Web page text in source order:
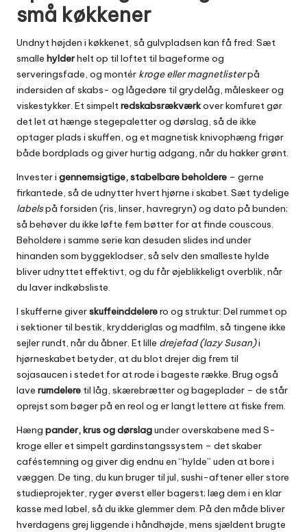
små køkkener
Undnyt højden i køkkenet, så gulvpladsen kan få fred: Sæt
smalle hylderhelt op til loftet til bageforme og
serveringsfade, og montér kroge eller magnetlisterpå
indersiden af skabs- og lågedøre til grydelåg, måleskeer og
viskestykker. Et simpeltredskabsrækværkover komfuret gør
det let at hænge stegepaletter og dørslag, så de ikke
optager plads i skuffen, og et magnetisk knivophæng frigør
både bordplads og giver hurtig adgang, når du hakker grønt.
Invester i gennemsigtige, stabelbare beholdere – gerne
firkantede, så de udnytter hvert hjørne i skabet. Sæt tydelige
labelspå forsiden (ris, linser, havregryn) og dato på bunden;
så behøver du ikke løfte fem bøtter for at finde couscous.
Beholdere i samme serie kan desuden slides ind under
hinanden som byggeklodser, så selv den smalleste hylde
bliver udnyttet effektivt, og du får øjeblikkeligt overblik, når
du laver indkøbsliste.
I skufferne giverskuffeinddelerero og struktur: Del rummet op
i sektioner til bestik, krydderiglas og madfilm, så tingene ikke
sejler rundt, når du åbner. Et lille drejefad (lazy Susan)i
hjørneskabet betyder, at du blot drejer dig frem til
sojasaucen i stedet for at rode i bageste række. Brug også
lave rumdelere til låg, skærebrætter og bageplader – de står
oprejst som bøger på en reol og er langt lettere at fiske frem.
Hæng pander, krus og dørslagunder overskabene med S-
kroge eller et simpelt gardinstangssystem – det skaber
caféstemning og giver dig endnu en “hylde” uden at bore i
væggen. De ting, du kun bruger til jul, sushi-aftener eller store
studieprojekter, ryger øverst eller bagerst; læg dem i en klar
kasse med label, så du ikke glemmer dem. På den måde bliver
hverdagens grej liggende i håndhøjde, mens sjældent brugte